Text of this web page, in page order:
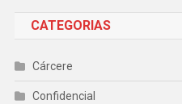
CATEGORIAS
Cárcere
Confidencial